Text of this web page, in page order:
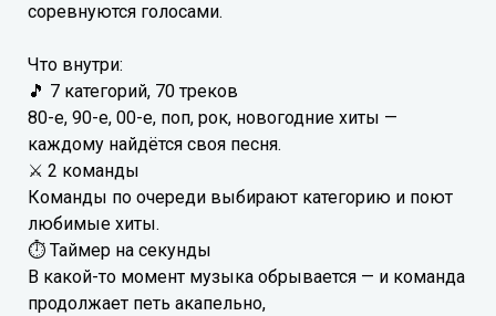
соревнуются голосами.
Что внутри:
🎵 7 категорий, 70 треков
80-е, 90-е, 00-е, поп, рок, новогодние хиты —
каждому найдётся своя песня.
⚔️ 2 команды
Команды по очереди выбирают категорию и поют
любимые хиты.
⏱ Таймер на секунды
В какой-то момент музыка обрывается — и команда
продолжает петь акапельно,